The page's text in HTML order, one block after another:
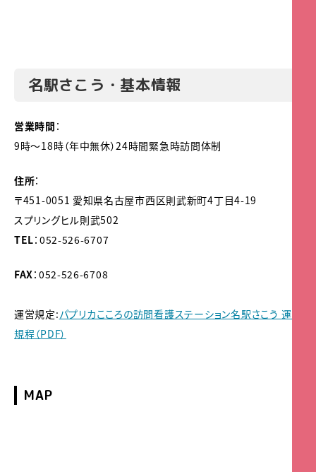
名駅さこう・基本情報
営業時間 ：
9時～18時（年中無休）24時間緊急時訪問体制
住所：
〒451-0051 愛知県名古屋市西区則武新町4丁目4-19
スプリングヒル則武502
TEL：052-526-6707
FAX：052-526-6708
運営規定: パプリカこころの訪問看護ステーション名駅さこう 運営
規程（PDF）
MAP